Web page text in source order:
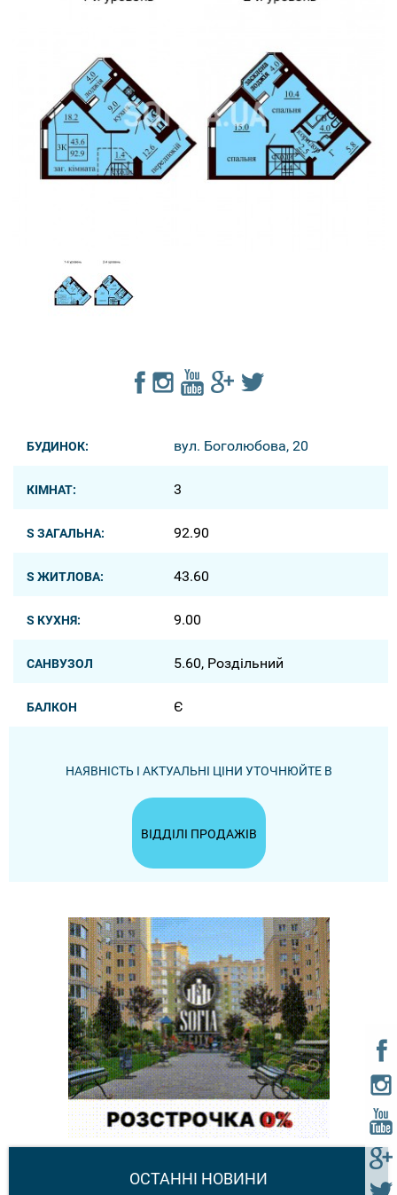
БУДИНОК: вул. Боголюбова, 20
КІМНАТ: 3
S ЗАГАЛЬНА: 92.90
S ЖИТЛОВА: 43.60
S КУХНЯ: 9.00
САНВУЗОЛ 5.60, Роздільний
БАЛКОН Є
НАЯВНІСТЬ І АКТУАЛЬНІ ЦІНИ УТОЧНЮЙТЕ В
ВІДДІЛІ ПРОДАЖІВ
ОСТАННІ НОВИНИ